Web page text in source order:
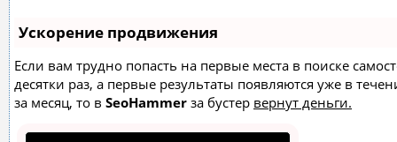
Ускорение продвижения
Если вам трудно попасть на первые места в поиске
десятки раз, а первые результаты появляются уже в
за месяц, то в SeoHammer за бустер вернут деньги.